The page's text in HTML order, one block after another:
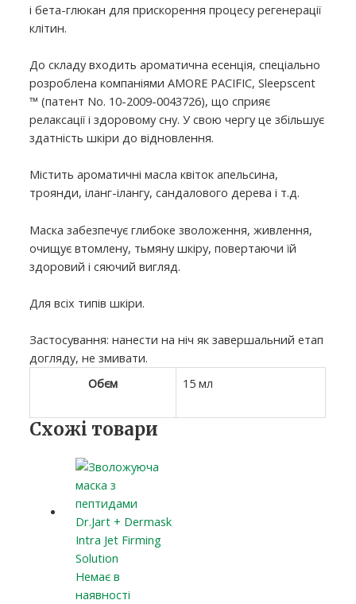
і бета-глюкан для прискорення процесу регенерації
клітин.
До складу входить ароматична есенція, спеціально
розроблена компаніями AMORE PACIFIC, Sleepscent
™ (патент No. 10-2009-0043726), що сприяє
релаксації і здоровому сну. У свою чергу це збільшує
здатність шкіри до відновлення.
Містить ароматичні масла квіток апельсина,
троянди, іланг-ілангу, сандалового дерева і т.д.
Маска забезпечує глибоке зволоження, живлення,
очищує втомлену, тьмяну шкіру, повертаючи їй
здоровий і сяючий вигляд.
Для всіх типів шкіри.
Застосування: нанести на ніч як завершальний етап
догляду, не змивати.
Обєм
15 мл
Схожі товари
Немає в
наявності